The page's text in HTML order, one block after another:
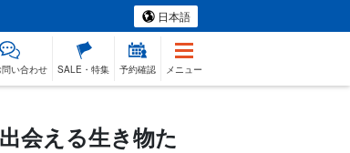
日本語
い合わせ SALE・特集 予約確認 メニュー
会える生き物た